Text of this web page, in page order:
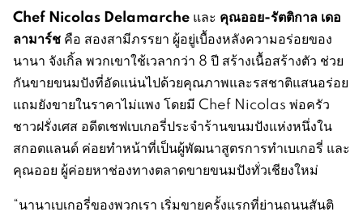
Chef Nicolas Delamarche และ คุณออย-รัตติกาล เดอ
ลามาร์ช คือ สองสามีภรรยา ผู้อยู่เบื้องหลังความอร่อยของ
นานา จังเกิ้ล พวกเขาใช้เวลากว่า 8 ปี สร้างเนื้อสร้างตัว ช่วย
กันขายขนมปังที่อัดแน่นไปด้วยคุณภาพและรสชาติแสนอร่อย
แถมยังขายในราคาไม่แพง โดยมี Chef Nicolas พ่อครัว
ชาวฝรั่งเศส อดีตเชฟเบเกอรี่ประจำร้านขนมปังแห่งหนึ่งใน
สกอตแลนด์ ค่อยทำหน้าที่เป็นผู้พัฒนาสูตรการทำเบเกอรี่ และ
คุณออย ผู้ค่อยหาช่องทางตลาดขายขนมปังทั่วเชียงใหม่
“นานาเบเกอรี่ของพวกเรา เริ่มขายครั้งแรกที่ย่านถนนสันติ